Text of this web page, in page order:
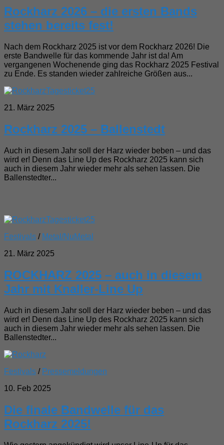
Rockharz 2026 – die ersten Bands
stehen bereits fest!
Nach dem Rockharz 2025 ist vor dem Rockharz 2026! Die
erste Bandwelle für das kommende Jahr ist da! Am
vergangenen Wochenende ging das Rockharz 2025 Festival
zu Ende. Es standen wieder zahlreiche Größen aus...
21. März 2025
Rockharz 2025 – Ballenstedt
Auch in diesem Jahr soll der Harz wieder beben – und das
wird er! Denn das Line Up des Rockharz 2025 kann sich
auch in diesem Jahr wieder mehr als sehen lassen. Die
Ballenstedter...
Festivals / Metal/NuMetal
21. März 2025
ROCKHARZ 2025 – auch in diesem
Jahr mit Knaller-Line Up
Auch in diesem Jahr soll der Harz wieder beben – und das
wird er! Denn das Line Up des Rockharz 2025 kann sich
auch in diesem Jahr wieder mehr als sehen lassen. Die
Ballenstedter...
Festivals / Pressemeldungen
10. Feb 2025
Die finale Bandwelle für das
Rockharz 2025!